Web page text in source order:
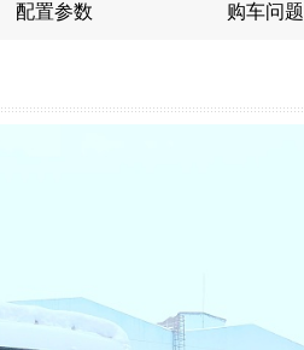
配置参数 购车问题